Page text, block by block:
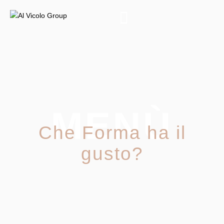
MENÙ
Che Forma ha il
gusto?